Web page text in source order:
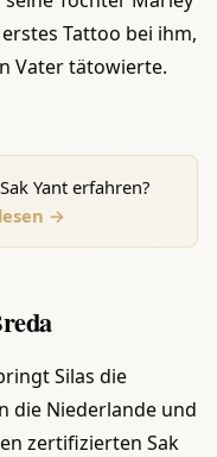
Tattoo bei ihm,
Vater tätowierte.
Yant erfahren?
→
Silas die
die Niederlande und
zertifizierten Sak